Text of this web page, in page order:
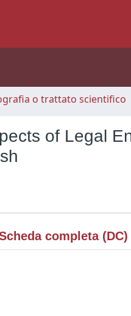
o trattato scientifico
of Legal
completa (DC)